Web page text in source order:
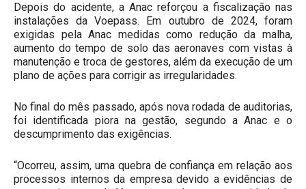
Depois do acidente, a Anac reforçou a fiscalização nas
instalações da Voepass. Em outubro de 2024, foram
exigidas pela Anac medidas como redução da malha,
aumento do tempo de solo das aeronaves com vistas à
manutenção e troca de gestores, além da execução de um
plano de ações para corrigir as irregularidades.
No final do mês passado, após nova rodada de auditorias,
foi identificada piora na gestão, segundo a Anac e o
descumprimento das exigências.
“Ocorreu, assim, uma quebra de confiança em relação aos
processos internos da empresa devido a evidências de